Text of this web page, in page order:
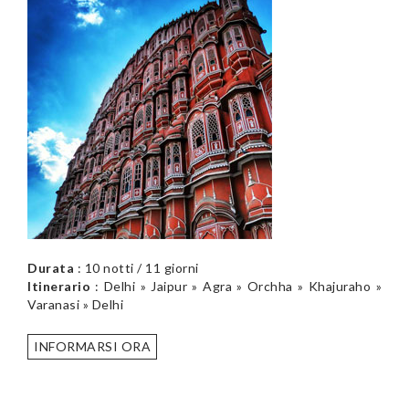
Durata : 10 notti / 11 giorni
Itinerario : Delhi » Jaipur » Agra » Orchha » Khajuraho »
Varanasi » Delhi
INFORMARSI ORA